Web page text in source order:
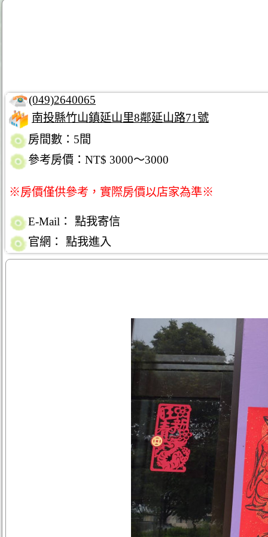
(049)2640065
南投縣竹山鎮延山里8鄰延山路71號
房間數：5間
參考房價：NT$ 3000～3000
※房價僅供參考，實際房價以店家為準※
E-Mail：
點我寄信
官網：
點我進入